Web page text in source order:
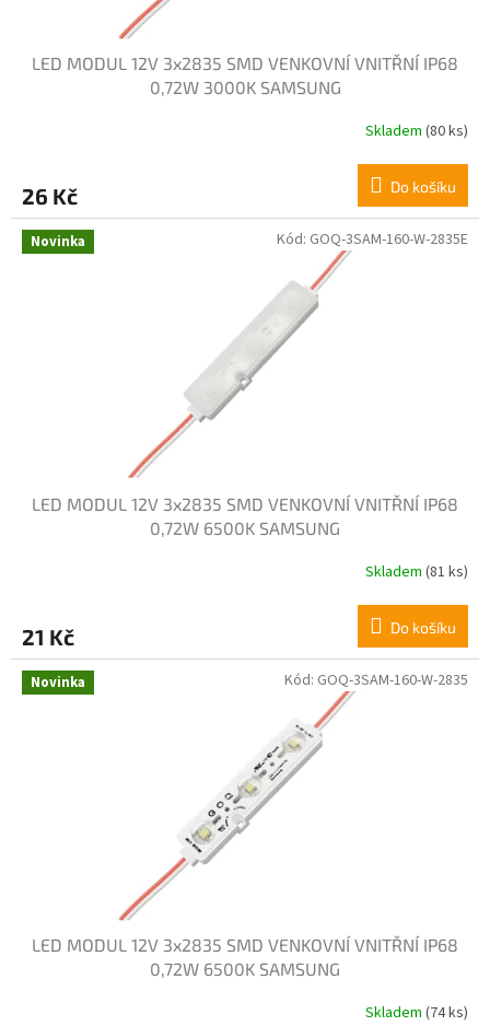
LED MODUL 12V 3x2835 SMD VENKOVNÍ VNITŘNÍ IP68
0,72W 3000K SAMSUNG
Skladem (80 ks)
26 Kč Do košíku
Novinka
LED MODUL 12V 3x2835 SMD VENKOVNÍ VNITŘNÍ IP68
0,72W 6500K SAMSUNG
Skladem (81 ks)
21 Kč Do košíku
Kód: GOQ-3SAM-160-W-2835E
Novinka
LED MODUL 12V 3x2835 SMD VENKOVNÍ VNITŘNÍ IP68
0,72W 6500K SAMSUNG
Skladem (74 ks)
Kód: GOQ-3SAM-160-W-2835